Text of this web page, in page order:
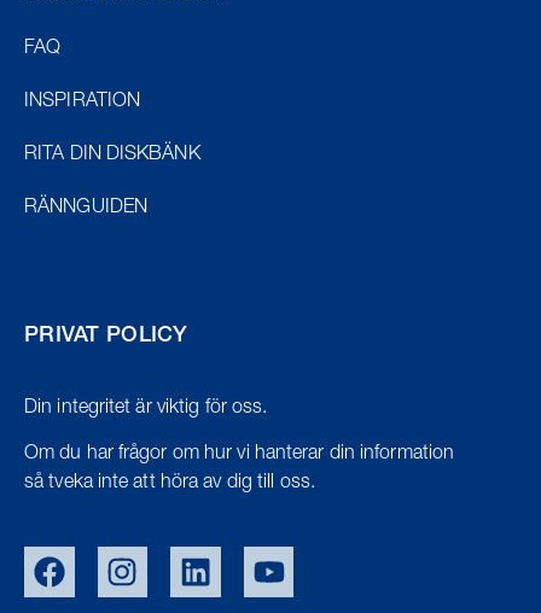
FAQ
INSPIRATION
RITA DIN DISKBÄNK
RÄNNGUIDEN
PRIVAT POLICY
Din integritet är viktig för oss.
Om du har frågor om hur vi hanterar din information
så tveka inte att höra av dig till oss.